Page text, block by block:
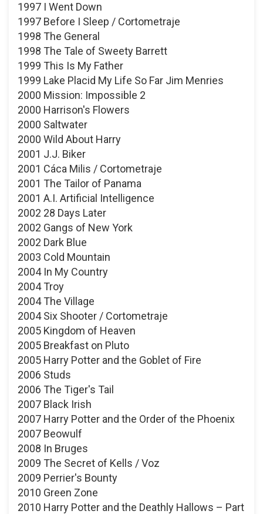
1997 I Went Down
1997 Before I Sleep / Cortometraje
1998 The General
1998 The Tale of Sweety Barrett
1999 This Is My Father
1999 Lake Placid My Life So Far Jim Menries
2000 Mission: Impossible 2
2000 Harrison's Flowers
2000 Saltwater
2000 Wild About Harry
2001 J.J. Biker
2001 Cáca Milis / Cortometraje
2001 The Tailor of Panama
2001 A.I. Artificial Intelligence
2002 28 Days Later
2002 Gangs of New York
2002 Dark Blue
2003 Cold Mountain
2004 In My Country
2004 Troy
2004 The Village
2004 Six Shooter / Cortometraje
2005 Kingdom of Heaven
2005 Breakfast on Pluto
2005 Harry Potter and the Goblet of Fire
2006 Studs
2006 The Tiger's Tail
2007 Black Irish
2007 Harry Potter and the Order of the Phoenix
2007 Beowulf
2008 In Bruges
2009 The Secret of Kells / Voz
2009 Perrier's Bounty
2010 Green Zone
2010 Harry Potter and the Deathly Hallows – Part